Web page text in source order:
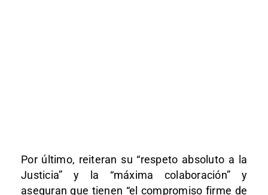
Por último, reiteran su “respeto absoluto a la
Justicia” y la “máxima colaboración” y
aseguran que tienen “el compromiso firme de